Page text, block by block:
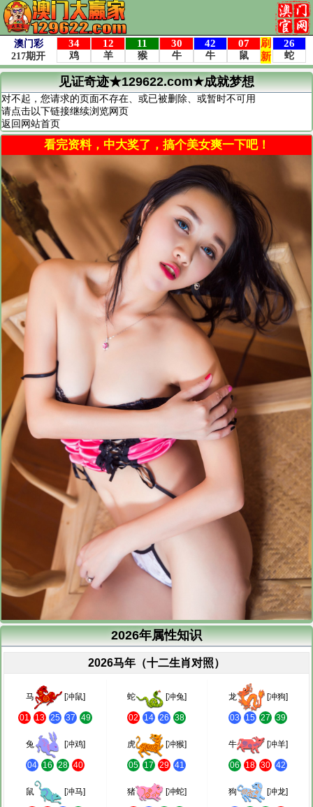
见证奇迹★129622.com★成就梦想
对不起，您请求的页面不存在、或已被删除、或暂时不可用
请点击以下链接继续浏览网页
返回网站首页
看完资料，中大奖了，搞个美女爽一下吧！
2026年属性知识
2026马年（十二生肖对照）
马 [冲鼠]
01 13 25 37 49
蛇 [冲兔]
02 14 26 38
龙 [冲狗]
03 15 27 39
兔 [冲鸡]
04 16 28 40
虎 [冲猴]
05 17 29 41
牛 [冲羊]
06 18 30 42
鼠 [冲马] 猪 [冲蛇] 狗 [冲龙]